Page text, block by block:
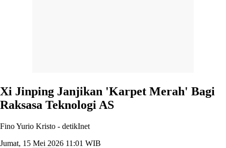
Xi Jinping Janjikan 'Karpet Merah' Bagi
Raksasa Teknologi AS
Fino Yurio Kristo - detikInet
Jumat, 15 Mei 2026 11:01 WIB